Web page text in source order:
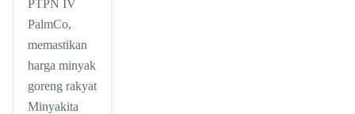
PTPN IV
PalmCo,
memastikan
harga minyak
goreng rakyat
Minyakita